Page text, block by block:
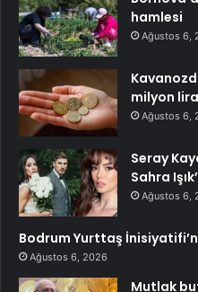
hamlesi
Ağustos 6,
milyon
Ağustos 6,
Seray
Sahra
Ağustos 6,
Bodrum Yurttaş
Ağustos 6, 2026
Mutlak